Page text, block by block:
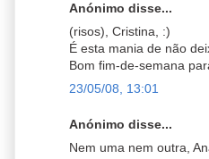
Anónimo disse...
(risos), Cristina, :)
É esta mania de não
Bom fim-de-semana
23/05/08, 13:01
Anónimo disse...
Nem uma nem outra,